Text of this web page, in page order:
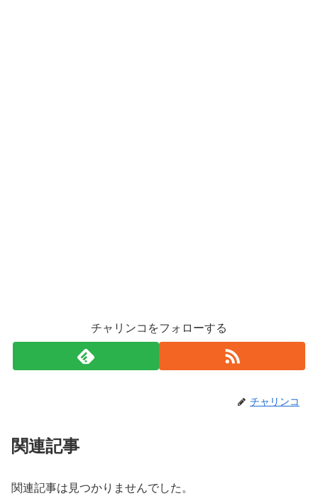
チャリンコをフォローする
チャリンコ
関連記事
関連記事は見つかりませんでした。